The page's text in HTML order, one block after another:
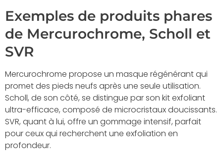
Exemples de produits phares
de Mercurochrome, Scholl et
SVR
Mercurochrome propose un masque régénérant qui
promet des pieds neufs après une seule utilisation.
Scholl, de son côté, se distingue par son kit exfoliant
ultra-efficace, composé de microcristaux doucissants.
SVR, quant à lui, offre un gommage intensif, parfait
pour ceux qui recherchent une exfoliation en
profondeur.